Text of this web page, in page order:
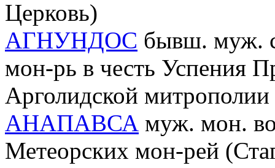
Церковь)
АГНУНДОС бывш. муж.
мон-рь в честь Успения
Арголидской
АНАПАВСА муж. мон. во
Метеорских мон-рей